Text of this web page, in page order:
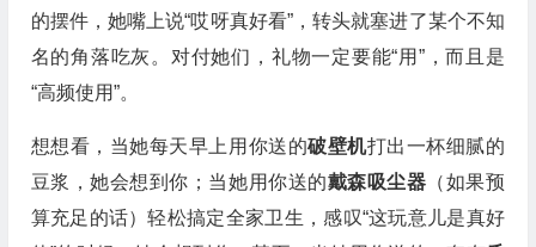
的摆件，她嘴上说“哎呀真好看”，转头就塞进了某个不知
名的角落吃灰。对付她们，礼物一定要能“用”，而且是
“高频使用”。
想想看，当她每天早上用你送的破壁机打出一杯细腻的
豆浆，她会想到你；当她用你送的戴森吸尘器 （如果预
算充足的话）轻松搞定全家卫生，感叹“这玩意儿是真好